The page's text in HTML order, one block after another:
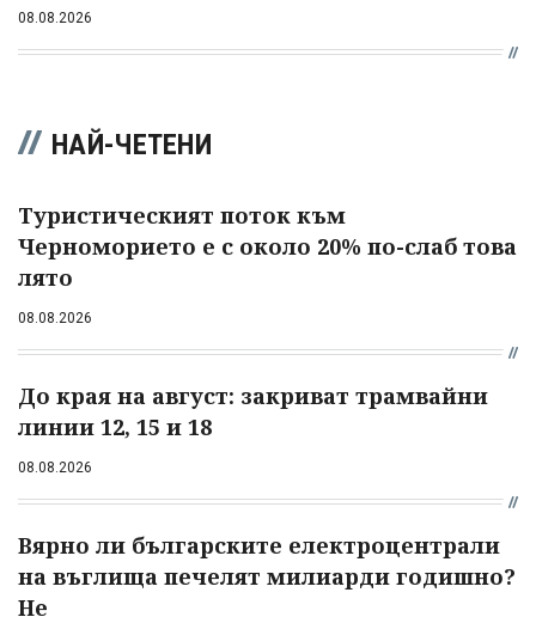
08.08.2026
НАЙ-ЧЕТЕНИ
Туристическият поток към
Черноморието е с около 20% по-слаб това
лято
08.08.2026
До края на август: закриват трамвайни
линии 12, 15 и 18
08.08.2026
Вярно ли българските електроцентрали
на въглища печелят милиарди годишно?
Не